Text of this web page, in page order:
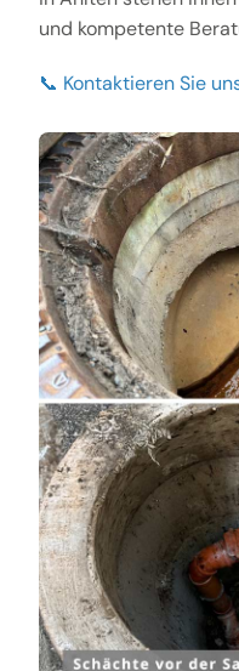
und kompetente
📞 Kontaktieren Sie